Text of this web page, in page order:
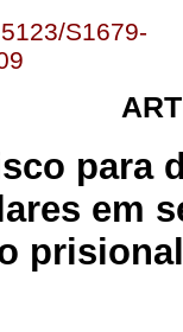
S1679-
para
em